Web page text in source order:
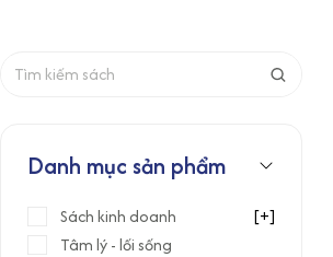
Danh mục sản phẩm
Sách kinh doanh
[+]
Tâm lý - lối sống